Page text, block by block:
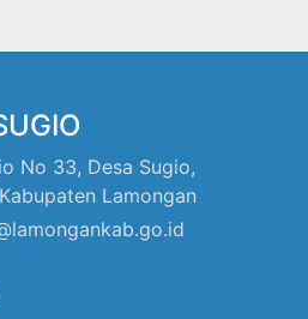
No 33, Desa Sugio,
Lamongan